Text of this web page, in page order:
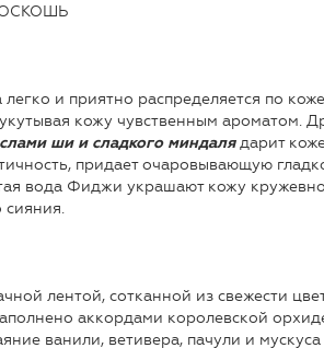
и приятно распределяется по
кожу чувственным ароматом.
ши и сладкого миндалядарит
придает очаровывающую
вода Фиджи украшают кожу
сияния.
лентой, сотканной из свежести
аккордами королевской
ванили, ветивера, пачули и мускуса